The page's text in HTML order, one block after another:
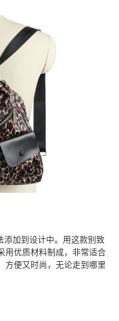
添加到设计中。用这款别致
用优质材料制成，非常适合
方便又时尚，无论走到哪里